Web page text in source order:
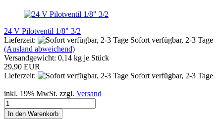
24 V Pilotventil 1/8" 3/2
Lieferzeit:
Sofort verfügbar, 2-3 Tage
(Ausland abweichend)
Versandgewicht: 0,14 kg je Stück
29,90 EUR
Lieferzeit:
Sofort verfügbar, 2-3 Tage
inkl. 19% MwSt. zzgl. Versand
In den Warenkorb